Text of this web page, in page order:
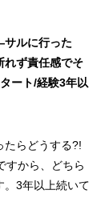
サルに行った
れず責任感でそ
ート/経験3年以
らどうする?!
すから、どちら
。3年以上続いて